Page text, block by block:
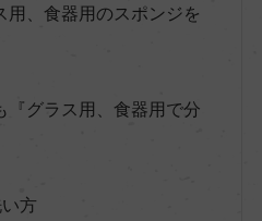
、食器用のスポンジを
グラス用、食器用で分
方